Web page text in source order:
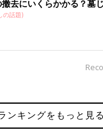
去にいくらかかる？墓
の話題)
ンキングをもっと見る